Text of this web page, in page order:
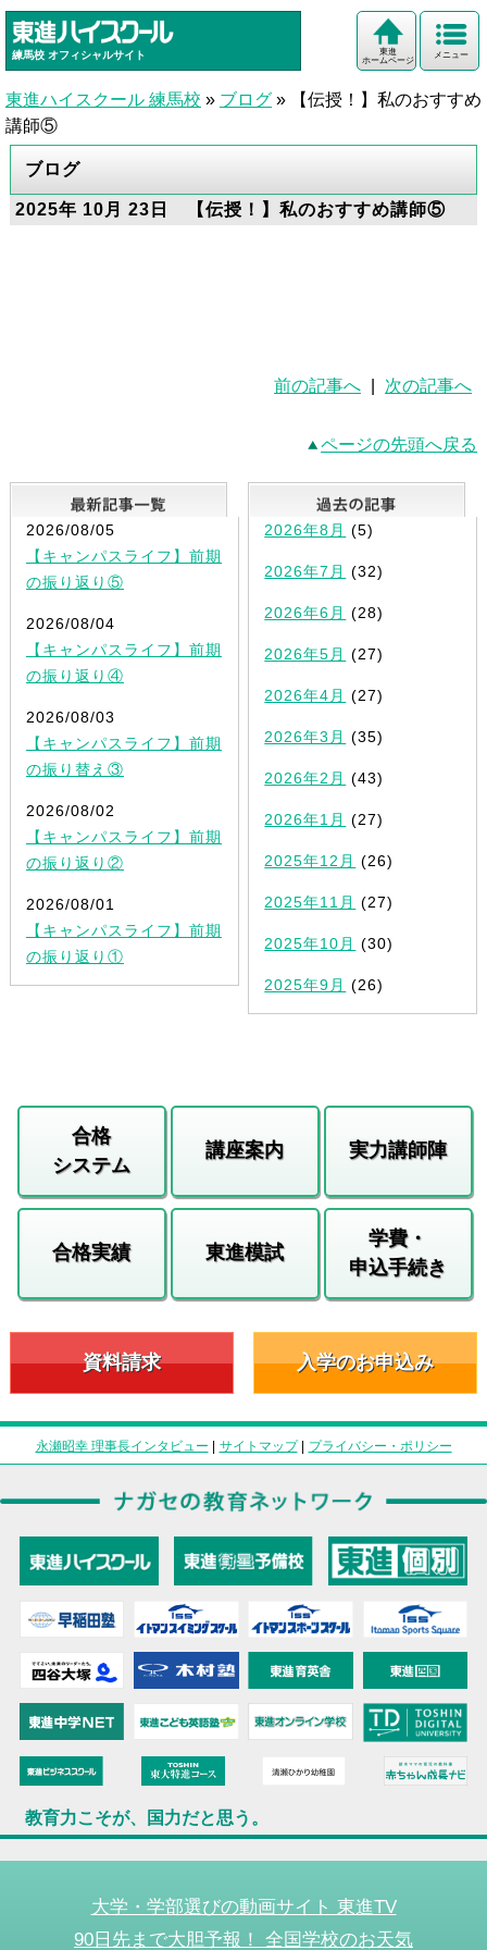
練馬校 オフィシャルサイト メニュー
東進
ホームページ
東進ハイスクール 練馬校 » ブログ »
【伝授！】私のおすすめ
講師⑤
ブログ
2025年 10月 23日 【伝授！】私のおすすめ講師⑤
前の記事へ 次の記事へ
ページの先頭へ戻る
最新記事一覧
2026/08/05
【キャンパスライフ】前期
の振り返り⑤
2026/08/04
【キャンパスライフ】前期
の振り返り④
2026/08/03
【キャンパスライフ】前期
の振り替え③
2026/08/02
【キャンパスライフ】前期
の振り返り②
2026/08/01
【キャンパスライフ】前期
の振り返り①
2026年8月 (5)
2026年7月 (32)
2026年6月 (28)
2026年5月 (27)
2026年4月 (27)
2026年3月 (35)
2026年2月 (43)
2026年1月 (27)
2025年12月 (26)
2025年11月 (27)
2025年10月 (30)
2025年9月 (26)
合格
システム
講座案内 実力講師陣
合格実績 東進模試
学費・
申込手続き
資料請求 入学のお申込み
永瀬昭幸 理事長インタビュー | サイトマップ| プライバシー・ポリシー
教育力こそが、国力だと思う。
大学・学部選びの動画サイト 東進TV
90日先まで大胆予報！ 全国学校のお天気